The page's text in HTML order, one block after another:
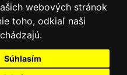
webových stránok
toho, odkiaľ naši
Súhlasím